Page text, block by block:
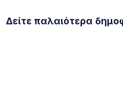
Δείτε παλαιότερα